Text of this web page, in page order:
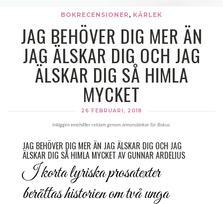
BOKRECENSIONER , KÄRLEK
JAG BEHÖVER DIG MER ÄN
JAG ÄLSKAR DIG OCH JAG
ÄLSKAR DIG SÅ HIMLA
MYCKET
26 FEBRUARI, 2018
Inläggen innehåller reklam genom annonslänkar för Bokus.
JAG BEHÖVER DIG MER ÄN JAG ÄLSKAR DIG OCH JAG
ÄLSKAR DIG SÅ HIMLA MYCKET AV GUNNAR ARDELIUS
I korta lyriska prosatexter
berättas historien om två unga